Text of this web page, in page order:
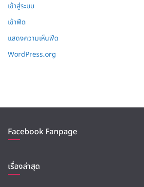
เข้าสู่ระบบ
เข้าฟีด
แสดงความเห็นฟีด
WordPress.org
Facebook Fanpage
เรื่องล่าสุด